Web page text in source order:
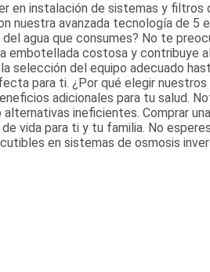
en instalación de sistemas y
nuestra avanzada tecnología de
agua que consumes? No te
embotellada costosa y contribuye
selección del equipo adecuado
para ti. ¿Por qué elegir
adicionales para tu salud.
ineficientes. Comprar
vida para ti y tu familia. No
en sistemas de osmosis